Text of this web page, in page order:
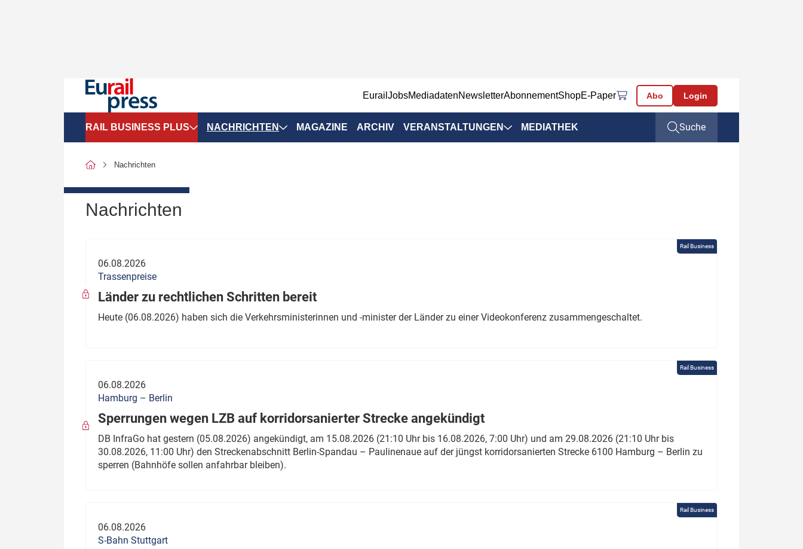
EurailJobsMediadatenNewsletterAbonnementShopE-Paper Abo Login
RAIL BUSINESS PLUS
SPNV-Marktdaten
Politik
wen?
Thema des Monats
Dossier: Generalsanierung
Dossier: ETCS
Dossier:
NACHRICHTEN MAGAZINE ARCHIV VERANSTALTUNGEN MEDIATHEK Suche
Nachrichten
Nachrichten
Rail Business
06.08.2026
Trassenpreise
Länder zu rechtlichen Schritten bereit
Heute (06.08.2026) haben sich die Verkehrsministerinnen und -minister der Länder zu einer Videokonferenz zusammengeschaltet.
Rail Business
06.08.2026
Hamburg – Berlin
Sperrungen wegen LZB auf korridorsanierter Strecke angekündigt
DB InfraGo hat gestern (05.08.2026) angekündigt, am 15.08.2026 (21:10 Uhr bis 16.08.2026, 7:00 Uhr) und am 29.08.2026 (21:10 Uhr bis
30.08.2026, 11:00 Uhr) den Streckenabschnitt Berlin-Spandau – Paulinenaue auf der jüngst korridorsanierten Strecke 6100 Hamburg – Berlin zu
sperren (Bahnhöfe sollen anfahrbar bleiben).
Rail Business
06.08.2026
S-Bahn Stuttgart